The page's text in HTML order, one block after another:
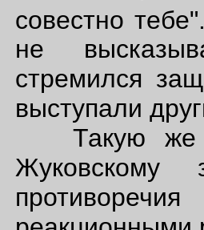
совестно
не
стремился
выступали
Такую же